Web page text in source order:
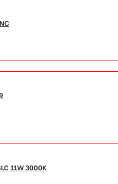
11W 3000K